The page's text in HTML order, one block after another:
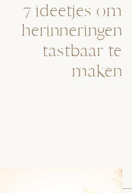
7 ideetjes om
herinneringen
tastbaar te
maken